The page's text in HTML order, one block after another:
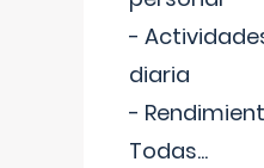
-
diaria
-
Todas...